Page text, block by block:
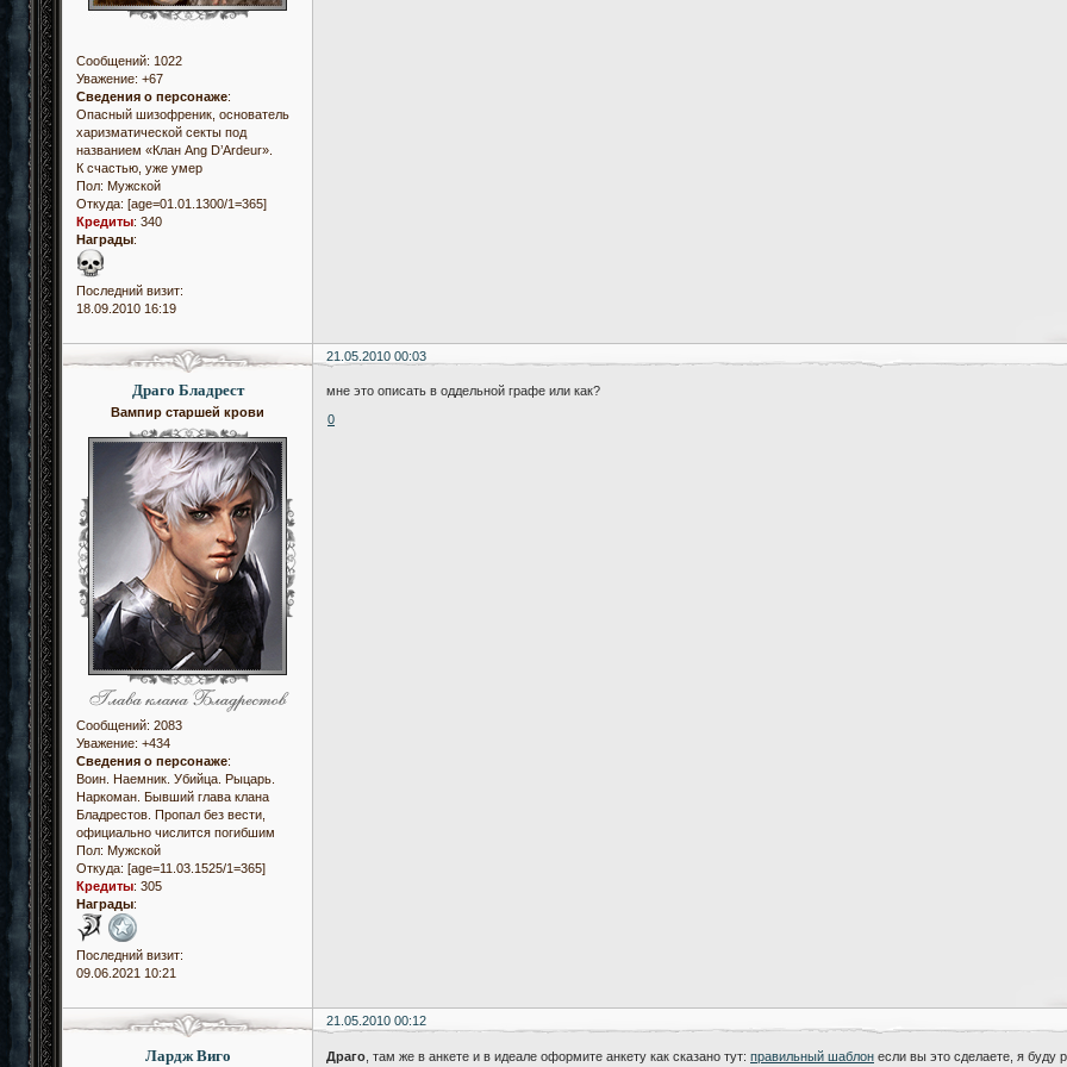
Сообщений: 1022
Уважение: +67
Сведения о персонаже:
Опасный шизофреник, основатель
харизматической секты под
названием «Клан Ang D’Ardeur».
К счастью, уже умер
Пол: Мужской
Откуда: [age=01.01.1300/1=365]
Кредиты: 340
Награды:
Последний визит:
18.09.2010 16:19
21.05.2010 00:03
Драго Бладрест
Вампир старшей крови
Сообщений: 2083
Уважение: +434
Сведения о персонаже:
Воин. Наемник. Убийца. Рыцарь.
Наркоман. Бывший глава клана
Бладрестов. Пропал без вести,
официально числится погибшим
Пол: Мужской
Откуда: [age=11.03.1525/1=365]
Кредиты: 305
Награды:
Последний визит:
09.06.2021 10:21
мне это описать в оддельной графе или как?
0
21.05.2010 00:12
Лардж Виго Драго , там же в анкете и в идеале оформите анкету как сказано тут:правильный шаблон если вы это сделаете, я буду